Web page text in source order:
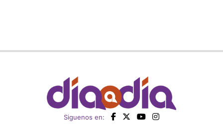
Siguenos en: